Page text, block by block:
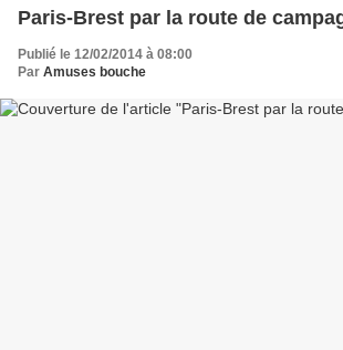
Paris-Brest par la route de
Publié le 12/02/2014 à 08:00
Par Amuses bouche